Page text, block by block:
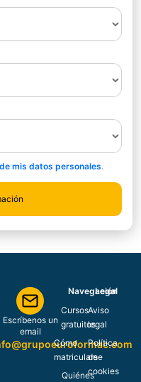
mis datos personales.
Escríbenos un
email
Navegación
Cursos
gratuitos
Cómo
matricularse
Quiénes
Legal
Aviso
legal
Política
de
cookies